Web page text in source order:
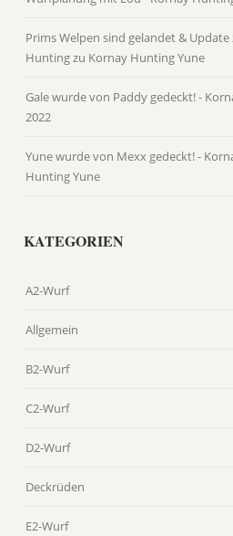
Prims Welpen sind gelandet &
Huntingzu Kornay Hunting Yune
Gale wurde von Paddy gedeckt! -
2022
Yune wurde von Mexx gedeckt! -
Hunting Yune
KATEGORIEN
A2-Wurf
Allgemein
B2-Wurf
C2-Wurf
D2-Wurf
Deckrüden
E2-Wurf